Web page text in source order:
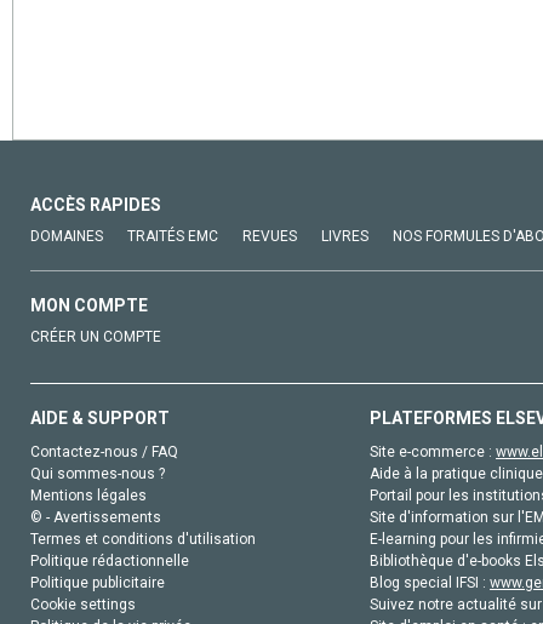
ACCÈS RAPIDES
DOMAINES TRAITÉS EMC REVUES LIVRES NOS FORMULES
MON COMPTE
CRÉER UN COMPTE
AIDE & SUPPORT
Contactez-nous / FAQ
Qui sommes-nous ?
Mentions légales
© - Avertissements
Termes et conditions d'utilisation
Politique rédactionnelle
Politique publicitaire
Cookie settings
PLATEFORMES
Site e-commerce :
Aide à la pratique
Portail pour les
Site d'information sur
E-learning pour les
Bibliothèque d'e-books
Blog special IFSI :
Suivez notre actualité